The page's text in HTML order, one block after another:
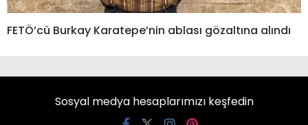
FETÖ’cü Burkay Karatepe’nin ablası gözaltına alındı
Sosyal medya hesaplarımızı keşfedin